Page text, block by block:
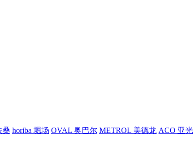
桑 horiba 堀场 OVAL 奥巴尔 METROL 美德龙 ACO 亚光